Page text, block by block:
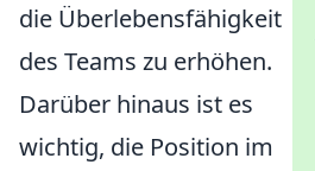
die Überlebensfähigkeit
des Teams zu erhöhen.
Darüber hinaus ist es
wichtig, die Position im